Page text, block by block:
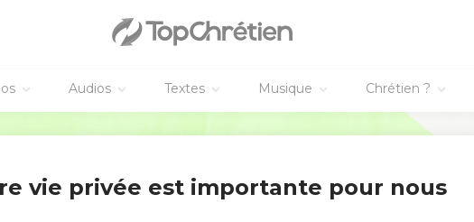
Audios Textes Musique Chrétien ?
vie privée est importante pour nous